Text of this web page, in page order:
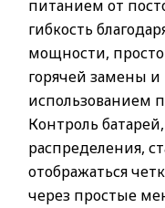
питанием от
гибкость
мощности,
горячей замены
использованием
Контроль
распределения,
отображаться
через простые